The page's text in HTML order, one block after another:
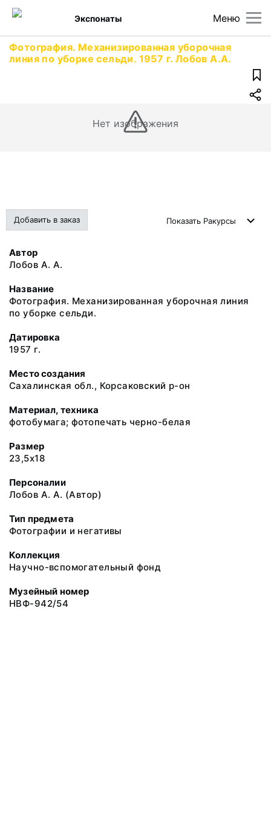
Меню
Экспонаты
Фотография. Механизированная уборочная
линия по уборке сельди. 1957 г. Лобов А.А.
Нет изображения
Добавить в заказ Показать Ракурсы
Автор
Лобов А. А.
Название
Фотография. Механизированная уборочная линия
по уборке сельди.
Датировка
1957 г.
Место создания
Сахалинская обл., Корсаковский р-он
Материал, техника
фотобумага; фотопечать черно-белая
Размер
23,5х18
Персоналии
Лобов А. А. (Автор)
Тип предмета
Фотографии и негативы
Коллекция
Научно-вспомогательный фонд
Музейный номер
НВФ-942/54